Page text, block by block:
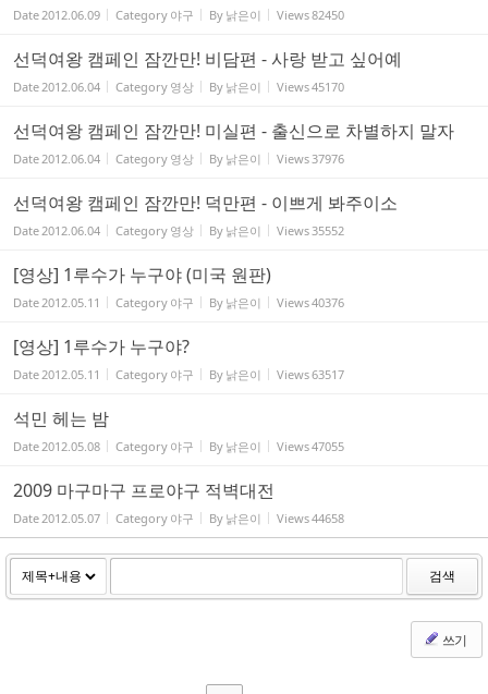
Date 2012.06.09 Category 야구 By 낡은이 Views82450
선덕여왕 캠페인 잠깐만! 비담편 - 사랑 받고 싶어예
Date 2012.06.04 Category 영상 By 낡은이 Views45170
선덕여왕 캠페인 잠깐만! 미실편 - 출신으로 차별하지 말자
Date 2012.06.04 Category 영상 By 낡은이 Views 37976
선덕여왕 캠페인 잠깐만! 덕만편 - 이쁘게 봐주이소
Date 2012.06.04 Category 영상 By 낡은이 Views 35552
[영상] 1루수가 누구야 (미국 원판)
Date 2012.05.11 Category 야구 By 낡은이 Views40376
[영상] 1루수가 누구야?
Date 2012.05.11 Category 야구 By 낡은이 Views63517
석민 헤는 밤
Date 2012.05.08 Category 야구 By 낡은이 Views47055
2009 마구마구 프로야구 적벽대전
Date 2012.05.07 Category 야구 By 낡은이 Views44658
검색
쓰기